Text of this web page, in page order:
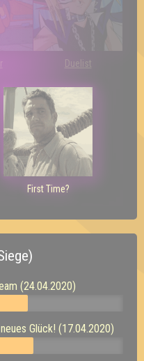
Duelist
First Time?
(24.04.2020)
Glück! (17.04.2020)